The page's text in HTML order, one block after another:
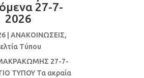
27-7-
2026
|ΑΝΑΚΟΙΝΩΣΕΙΣ,
Τύπου
27-7-
ΤΥΠΟΥ Τα ακραία